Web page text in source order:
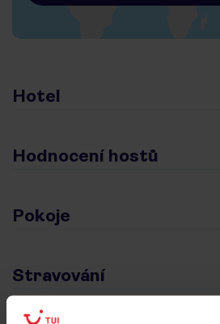
Hotel
Hodnocení hostů
Pokoje
Stravování